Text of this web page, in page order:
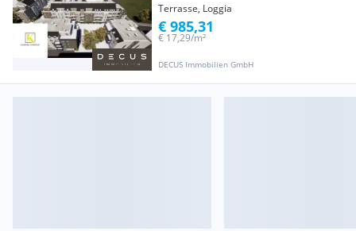
Terrasse, Loggia
DECUS Immobilien GmbH
€ 17,29/m²
€ 985,31